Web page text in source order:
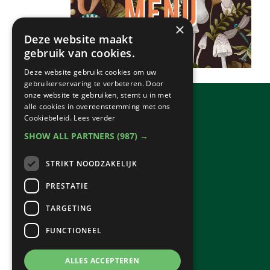
×
Deze website maakt
gebruik van cookies.
Deze website gebruikt cookies om uw
gebruikerservaring te verbeteren. Door
onze website te gebruiken, stemt u in met
alle cookies in overeenstemming met ons
Cookiebeleid. Lees verder
SHOW ALL PARTNERS (987) →
STRIKT NOODZAKELIJK
PRESTATIE
TARGETING
FUNCTIONEEL
ALLES ACCEPTEREN